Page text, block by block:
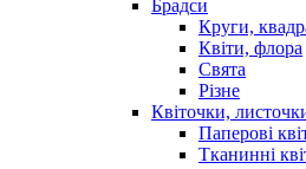
Брадси
Круги,
Квіти, флора
Свята
Різне
Квіточки,
Паперові
Тканинні